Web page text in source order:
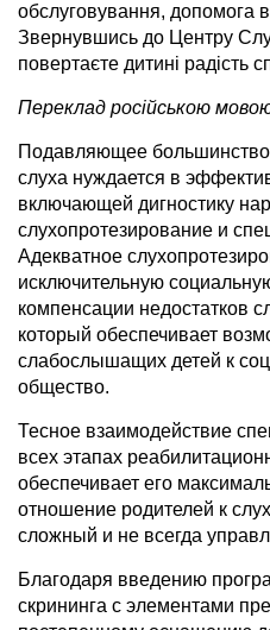
обслуговування, допомога в
Звернувшись до Центру
повертаєте дитині радість
Переклад російською
Подавляющее
слуха нуждается в
включающей дигностику
слухопротезирование и
Адекватное
исключительную
компенсации недостатков
который обеспечивает
слабослышащих детей к
общество.
Тесное взаимодействие
всех этапах
обеспечивает его
отношение родителей к
сложный и не всегда
Благодаря введению
скрининга с элементами